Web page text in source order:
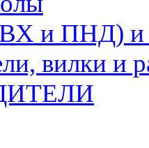
и ПНД) и
вилки и